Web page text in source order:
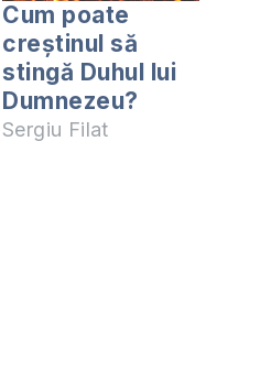
Cum poate
creștinul să
stingă Duhul lui
Dumnezeu?
Sergiu Filat